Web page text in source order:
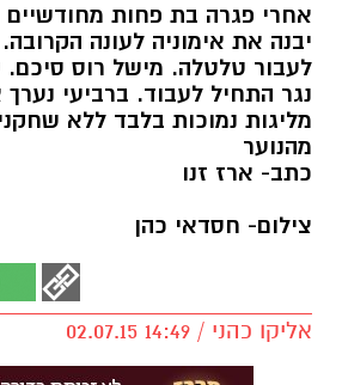
אחרי פגרה בת פחות מחודשיים
יבנה את אימוניה לעונה
לעבור טלטלה. מישל רוס סיכם.
נגר התחיל לעבוד. ברביעי נערך
מליגות נמוכות בלבד ללא
מהנוער
כתב- ארז זנו
צילום- חסדאי כהן
אליקו כהני / 14:49 02.07.15